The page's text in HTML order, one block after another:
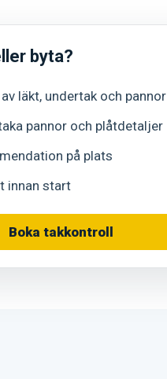
byta?
läkt, undertak och pannor
pannor och plåtdetaljer
på plats
innan start
Boka takkontroll